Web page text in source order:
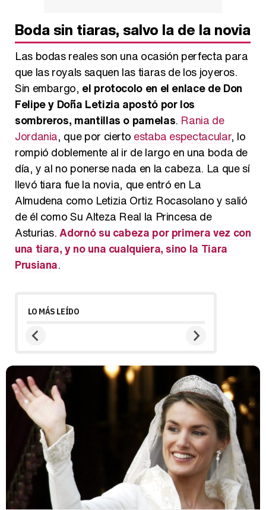
Boda sin tiaras, salvo la de la novia
Las bodas reales son una ocasión perfecta para
que las royals saquen las tiaras de los joyeros.
Sin embargo, el protocolo en el enlace de Don
Felipe y Doña Letizia apostó por los
sombreros, mantillas o pamelas. Rania de
Jordania, que por cierto estaba espectacular, lo
rompió doblemente al ir de largo en una boda de
día, y al no ponerse nada en la cabeza. La que sí
llevó tiara fue la novia, que entró en La
Almudena como Letizia Ortiz Rocasolano y salió
de él como Su Alteza Real la Princesa de
Asturias.Adornó su cabeza por primera vez con
una tiara, y no una cualquiera, sino la Tiara
Prusiana.
LO MÁS LEÍDO